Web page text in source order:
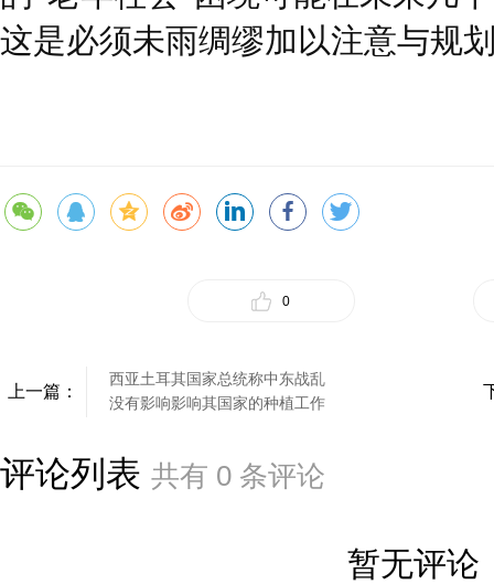
这是必须未雨绸缪加以注意与规
0
上一篇：
西亚土耳其国家总统称中东战乱
没有影响影响其国家的种植工作
评论列表 共有 0 条评论
暂无评论